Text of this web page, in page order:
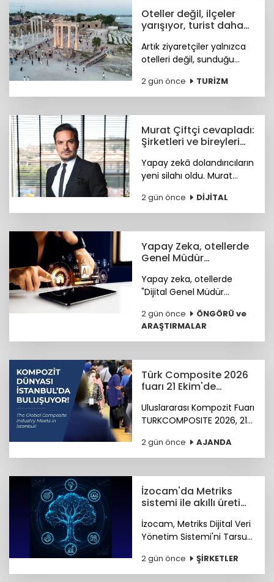
sunmaya hazırlanıyor.
Oteller değil, ilçeler
yarışıyor, turist daha
Artık ziyaretçiler yalnızca
otelleri değil, sunduğu
sosyal yaşamı ve fiyat-
performans avantajıyla
2 gün önce TURİZM
Murat Çiftçi cevapladı:
Şirketleri ve bireyleri
neler?
Yapay zekâ dolandırıcıların
yeni silahı oldu. Murat
bekleyen siber riskler
neler? sorusunu cevapladı.
2 gün önce DİJİTAL
Yapay Zeka, otellerde
Genel Müdür
hazırlanıyor
Yapay zeka, otellerde
"Dijital Genel Müdür
hazırlanıyor.
2 gün önce
ÖNGÖRÜ ve
ARAŞTIRMALAR
Türk Composite 2026
fuarı 21 Ekim'de
Uluslararası Kompozit Fuarı
TURKCOMPOSITE 2026, 21-
İstanbul Fuar Merkezi’nde
düzenlenecek.
2 gün önce AJANDA
İzocam'da Metriks
sistemi ile akıllı üretim
İzocam, Metriks Dijital Veri
Yönetim Sistemi'ni Tarsus
akıllı üretim dönemini
başlattı. Böylelikle üretim
2 gün önce ŞİRKETLER